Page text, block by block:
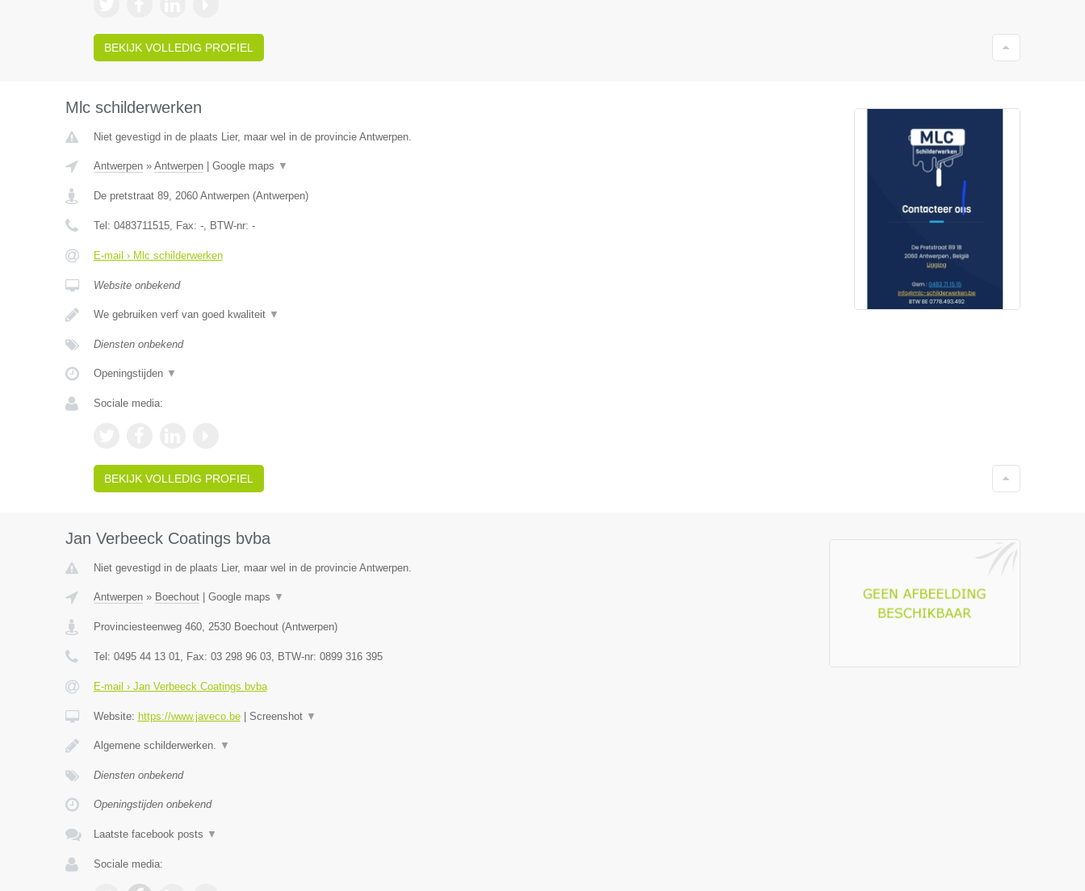
BEKIJK VOLLEDIG PROFIEL
Mlc schilderwerken
Niet gevestigd in de plaats Lier, maar wel in de provincie Antwerpen.
Antwerpen» Antwerpen| Google maps ▼
De pretstraat 89, 2060 Antwerpen(Antwerpen)
Tel: 0483711515, Fax: -, BTW-nr: -
E-mail › Mlc schilderwerken
Website onbekend
We gebruiken verf van goed kwaliteit ▼
Diensten onbekend
Openingstijden ▼
Sociale media:
BEKIJK VOLLEDIG PROFIEL
Jan Verbeeck Coatings bvba
Niet gevestigd in de plaats Lier, maar wel in de provincie Antwerpen.
Antwerpen» Boechout| Google maps ▼
Provinciesteenweg 460, 2530 Boechout(Antwerpen)
Tel: 0495 44 13 01, Fax: 03 298 96 03, BTW-nr: 0899 316 395
E-mail › Jan Verbeeck Coatings bvba
Website: https://www.javeco.be| Screenshot ▼
Algemene schilderwerken. ▼
Diensten onbekend
Openingstijden onbekend
Laatste facebook posts ▼
Sociale media: